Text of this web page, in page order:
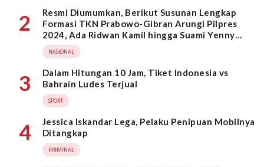
2
Resmi Diumumkan, Berikut Susunan Lengkap
Formasi TKN Prabowo-Gibran Arungi Pilpres
2024, Ada Ridwan Kamil hingga Suami Yenny
Wahid
NASIONAL
3
Dalam Hitungan 10 Jam, Tiket Indonesia vs
Bahrain Ludes Terjual
SPORT
4
Jessica Iskandar Lega, Pelaku Penipuan Mobilnya
Ditangkap
KRIMINAL